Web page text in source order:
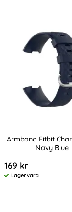
Armband Fitbit
Navy Blue
169 kr
Tillgänglighet:
Lagervara
Armband